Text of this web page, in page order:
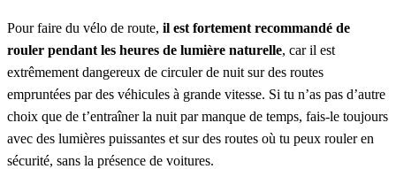
Pour faire du vélo de route, il est fortement recommandé de
rouler pendant les heures de lumière naturelle, car il est
extrêmement dangereux de circuler de nuit sur des routes
empruntées par des véhicules à grande vitesse. Si tu n’as pas d’autre
choix que de t’entraîner la nuit par manque de temps, fais-le toujours
avec des lumières puissantes et sur des routes où tu peux rouler en
sécurité, sans la présence de voitures.